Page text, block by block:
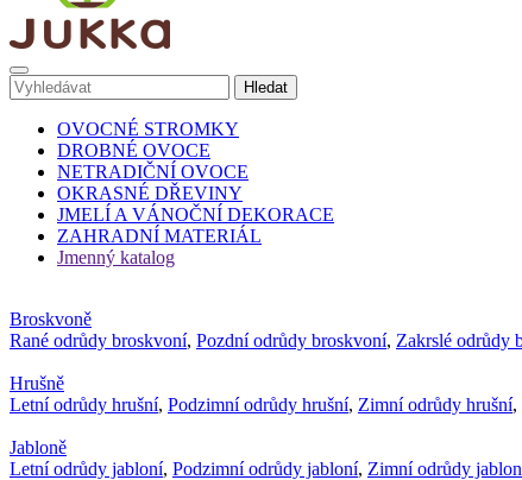
OVOCNÉ STROMKY
DROBNÉ OVOCE
NETRADIČNÍ OVOCE
OKRASNÉ DŘEVINY
JMELÍ A VÁNOČNÍ DEKORACE
ZAHRADNÍ MATERIÁL
Jmenný katalog
Broskvoně
Rané odrůdy broskvoní, Pozdní odrůdy broskvoní, Zakrslé odrůdy
Hrušně
Letní odrůdy hrušní, Podzimní odrůdy hrušní, Zimní odrůdy hrušní,
Jabloně
Letní odrůdy jabloní, Podzimní odrůdy jabloní, Zimní odrůdy